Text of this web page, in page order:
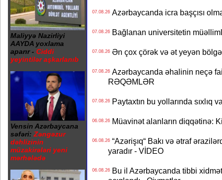
Maliyyə Nazirliyi
AAYDA yoxlama
aparır - Ciddi
yeyintilər aşkarlanıb
Vensin Azərbaycana
səfəri: Zəngəzur
dəhlizinin
müzakirələri yeni
mərhələdə
07.08.26Azərbaycanda icra başçısı
07.08.26Bağlanan universitetin
07.08.26Ən çox çörək və ət yeyən
07.08.26Azərbaycanda əhalinin neçə
RƏQƏMLƏR
07.08.26Paytaxtın bu yollarında sıxlıq
06.08.26Müavinət alanların diqqətinə:
06.08.26“Azərişıq“ Bakı və ətraf
yaradır - VİDEO
06.08.26Bu il Azərbaycanda tibbi